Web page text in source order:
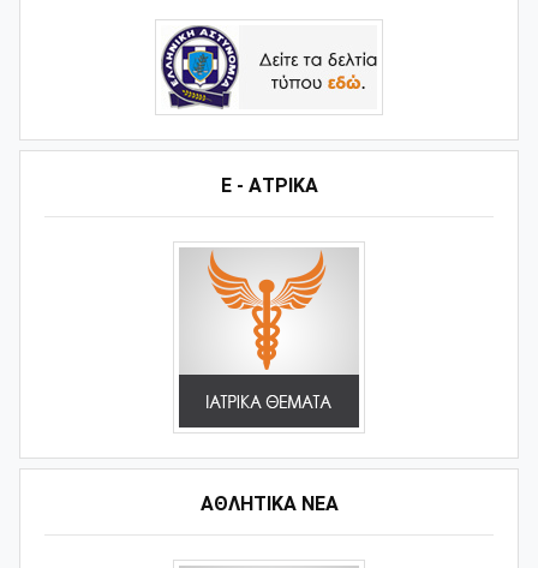
Ε - ΑΤΡΙΚΑ
ΑΘΛΗΤΙΚΆ ΝΈΑ